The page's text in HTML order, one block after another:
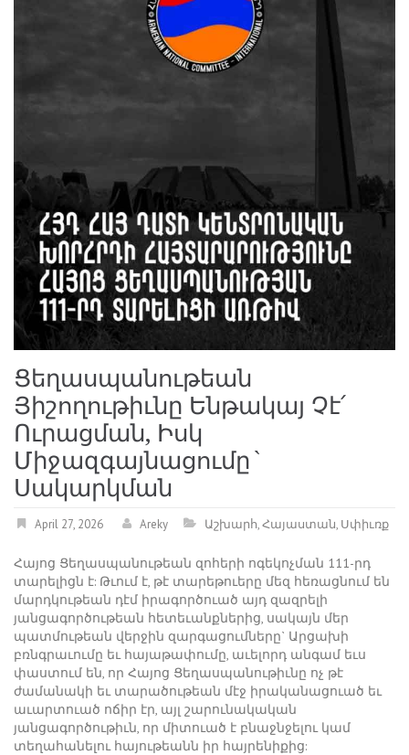
Ցեղասպանութեան
Յիշողութիւնը Ենթակայ Չէ՛
Ուրացման, Իսկ
Միջազգայնացումը`
Սակարկման
April 27, 2026 Areky Աշխարհ,Հայաստան, Սփիւռք
Հայոց Ցեղասպանութեան զոհերի ոգեկոչման 111-րդ
տարելիցն է: Թւում է, թէ տարեթուերը մեզ հեռացնում են
մարդկութեան դէմ իրագործուած այդ զազրելի
յանցագործութեան հետեւանքներից, սակայն մեր
պատմութեան վերջին զարգացումները` Արցախի
բռնգրաւումը եւ հայաթափումը, աւելորդ անգամ եւս
փաստում են, որ Հայոց Ցեղասպանութիւնը ոչ թէ
ժամանակի եւ տարածութեան մէջ իրականացուած եւ
աւարտուած ոճիր էր, այլ շարունակական
յանցագործութիւն, որ միտուած է բնաջնջելու կամ
տեղահանելու հայութեանն իր հայրենիքից: